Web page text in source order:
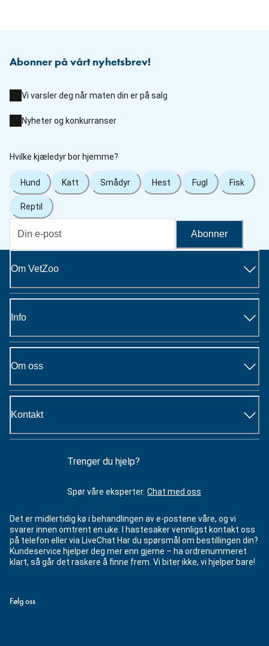
Abonner på vårt nyhetsbrev!
Vi varsler deg når maten din er på salg
Nyheter og konkurranser
Hvilke kjæledyr bor hjemme?
Hund Katt Smådyr Hest Fugl Fisk
Reptil
Abonner
Om VetZoo
Info
Om oss
Kontakt
Trenger du hjelp?
Spør våre eksperter. Chat med oss
Det er midlertidig kø i behandlingen av e-postene våre, og vi
svarer innen omtrent en uke. I hastesaker vennligst kontakt oss
på telefon eller via LiveChat Har du spørsmål om bestillingen din?
Kundeservice hjelper deg mer enn gjerne – ha ordrenummeret
klart, så går det raskere å finne frem. Vi biter ikke, vi hjelper bare!
Følg oss